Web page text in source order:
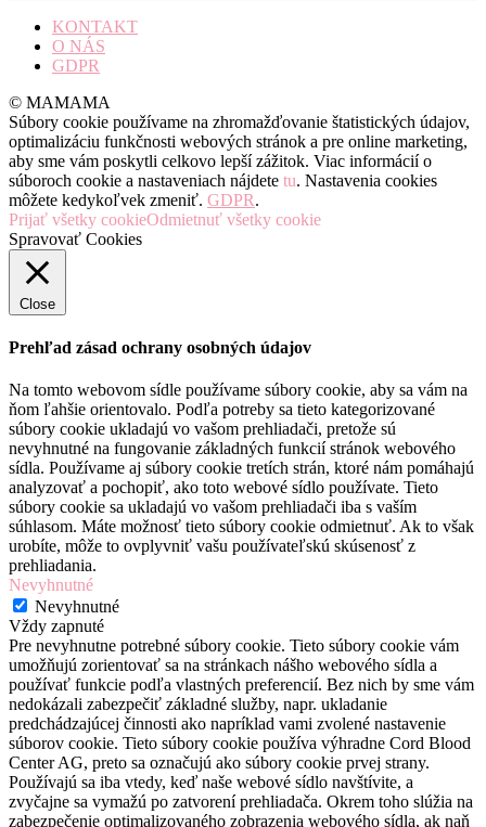
KONTAKT
O NÁS
GDPR
© MAMAMA
Súbory cookie používame na zhromažďovanie štatistických údajov,
optimalizáciu funkčnosti webových stránok a pre online marketing,
aby sme vám poskytli celkovo lepší zážitok. Viac informácií o
súboroch cookie a nastaveniach nájdete tu. Nastavenia cookies
môžete kedykoľvek zmeniť. GDPR.
Prijať všetky cookieOdmietnuť všetky cookie
Spravovať Cookies
Close
Prehľad zásad ochrany osobných údajov
Na tomto webovom sídle používame súbory cookie, aby sa vám na
ňom ľahšie orientovalo. Podľa potreby sa tieto kategorizované
súbory cookie ukladajú vo vašom prehliadači, pretože sú
nevyhnutné na fungovanie základných funkcií stránok webového
sídla. Používame aj súbory cookie tretích strán, ktoré nám pomáhajú
analyzovať a pochopiť, ako toto webové sídlo používate. Tieto
súbory cookie sa ukladajú vo vašom prehliadači iba s vaším
súhlasom. Máte možnosť tieto súbory cookie odmietnuť. Ak to však
urobíte, môže to ovplyvniť vašu používateľskú skúsenosť z
prehliadania.
Nevyhnutné
Nevyhnutné
Vždy zapnuté
Pre nevyhnutne potrebné súbory cookie. Tieto súbory cookie vám
umožňujú zorientovať sa na stránkach nášho webového sídla a
používať funkcie podľa vlastných preferencií. Bez nich by sme vám
nedokázali zabezpečiť základné služby, napr. ukladanie
predchádzajúcej činnosti ako napríklad vami zvolené nastavenie
súborov cookie. Tieto súbory cookie používa výhradne Cord Blood
Center AG, preto sa označujú ako súbory cookie prvej strany.
Používajú sa iba vtedy, keď naše webové sídlo navštívite, a
zvyčajne sa vymažú po zatvorení prehliadača. Okrem toho slúžia na
zabezpečenie optimalizovaného zobrazenia webového sídla, ak naň